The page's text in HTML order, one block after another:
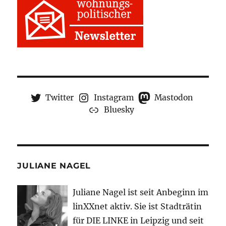
Twitter Instagram
Mastodon
Bluesky
JULIANE NAGEL
Juliane Nagel ist seit Anbeginn im
linXXnet aktiv. Sie ist Stadträtin
für DIE LINKE in Leipzig und seit